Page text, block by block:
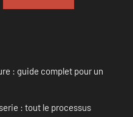
: guide complet pour un
: tout le processus